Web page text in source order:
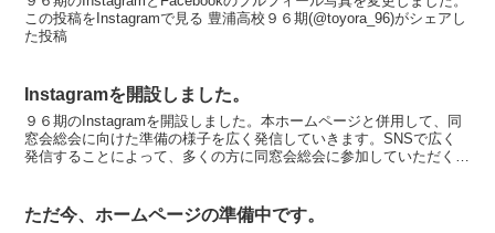
この投稿をInstagramで見る 豊浦高校９６期(@toyora_96)がシェアし
た投稿
Instagramを開設しました。
９６期のInstagramを開設しました。本ホームページと併用して、同
窓会総会に向けた準備の様子を広く発信していきます。SNSで広く
発信することによって、多くの方に同窓会総会に参加していただくこ
ただ今、ホームページの準備中です。